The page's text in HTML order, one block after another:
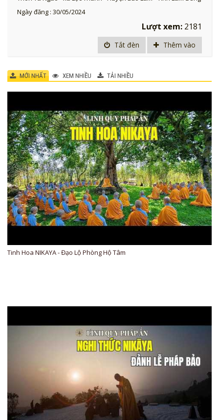
Ngày đăng : 30/05/2024
Lượt xem: 2181
Tắt đèn Thêm vào
MỚI NHẤT XEM NHIỀU TẢI NHIỀU
Tinh Hoa NIKAYA - Đạo Lộ Phòng Hộ Tâm